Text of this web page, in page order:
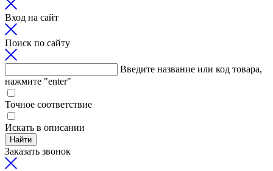
Вход на сайт
Поиск по сайту
Введите название или код товара,
нажмите "enter"
Точное соответствие
Искать в описании
Найти
Заказать звонок